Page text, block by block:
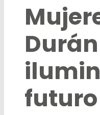
Durán
futuro